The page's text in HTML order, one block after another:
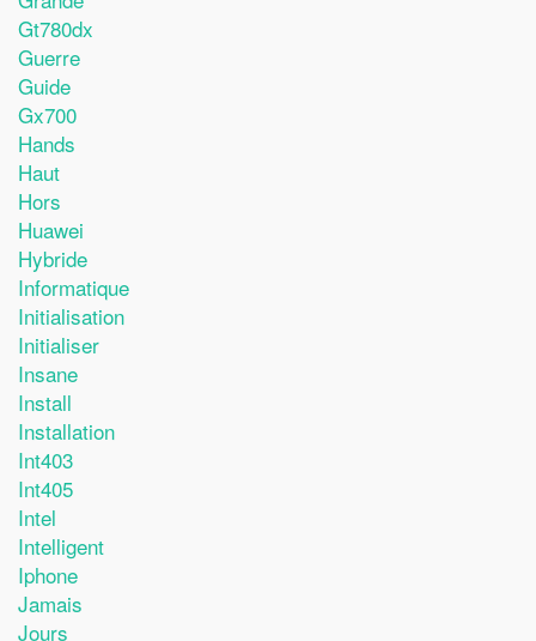
Gt780dx
Guerre
Guide
Gx700
Hands
Haut
Hors
Huawei
Hybride
Informatique
Initialisation
Initialiser
Insane
Install
Installation
Int403
Int405
Intel
Intelligent
Iphone
Jamais
Jours